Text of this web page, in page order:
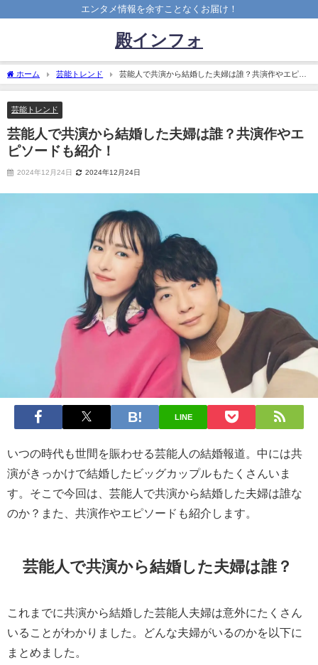
エンタメ情報を余すことなくお届け！
殿インフォ
ホーム 芸能トレンド
芸能人で共演から結婚した夫婦は誰？共演作やエピソ
ードも紹介！
芸能トレンド
芸能人で共演から結婚した夫婦は誰？共演作やエ
ピソードも紹介！
2024年12月24日 2024年12月24日
LINE
いつの時代も世間を賑わせる芸能人の結婚報道。中には共
演がきっかけで結婚したビッグカップルもたくさんいま
す。そこで今回は、芸能人で共演から結婚した夫婦は誰な
のか？また、共演作やエピソードも紹介します。
芸能人で共演から結婚した夫婦は誰？
これまでに共演から結婚した芸能人夫婦は意外にたくさん
いることがわかりました。どんな夫婦がいるのかを以下に
まとめました。